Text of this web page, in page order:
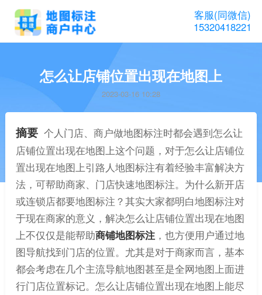
客服(同微信)
15320418221
怎么让店铺位置出现在地图上
2023-03-16 10:28
摘要 个人门店、商户做地图标注时都会遇到怎么让
店铺位置出现在地图上这个问题，对于怎么让店铺位
置出现在地图上引路人地图标注有着经验丰富解决方
法，可帮助商家、门店快速地图标注。为什么新开店
或连锁店都要地图标注？其实大家都明白地图标注对
于现在商家的意义，解决怎么让店铺位置出现在地图
上不仅仅是能帮助商铺地图标注，也方便用户通过地
图导航找到门店的位置。尤其是对于商家而言，基本
都会考虑在几个主流导航地图甚至是全网地图上面进
行门店位置标记。怎么让店铺位置出现在地图上能尽